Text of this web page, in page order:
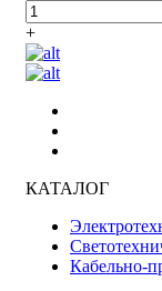
+
КАТАЛОГ
Кабельно-